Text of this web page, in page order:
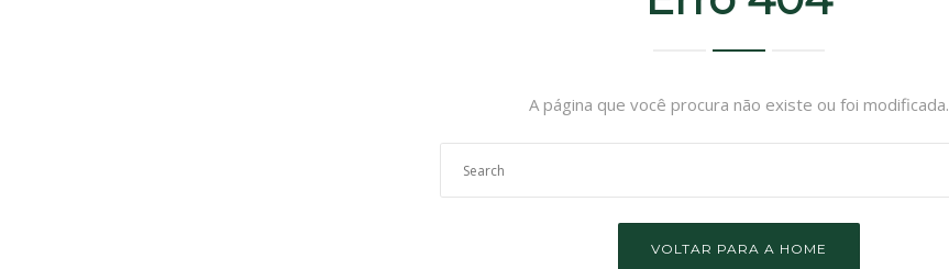
A página que você procura não existe ou foi modificada.
VOLTAR PARA A HOME